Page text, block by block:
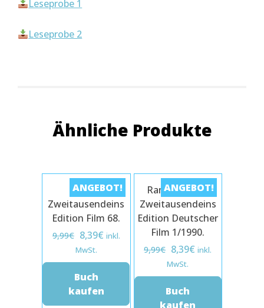
Leseprobe 1
Leseprobe 2
Ähnliche Produkte
ANGEBOT!
Once.
Zweitausendeins
Edition Film 68.
9,99€ Ursprünglicher
Preis
war:
9,99€
8,39€Aktueller
ist:
inkl.
MwSt.
Buch
kaufen
ANGEBOT!
Rama Dama –
Zweitausendeins
Edition Deutscher
Film 1/1990.
9,99€ Ursprünglicher
Preis
war:
9,99€
8,39€ Aktueller
ist:
inkl.
MwSt.
Buch
kaufen